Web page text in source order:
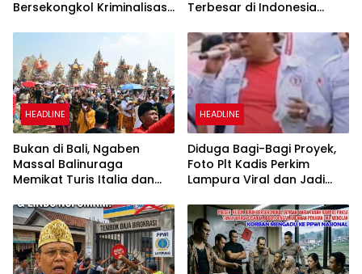
Bersekongkol Kriminalisasi
Terbesar di Indonesia
dan Merekatkan Ikatan
Keluarga
HEADLINE
Bukan di Bali, Ngaben
Massal Balinuraga
Memikat Turis Italia dan
HEADLINE
Diduga Bagi-Bagi Proyek,
Foto Plt Kadis Perkim
Lampura Viral dan Jadi
Netizen